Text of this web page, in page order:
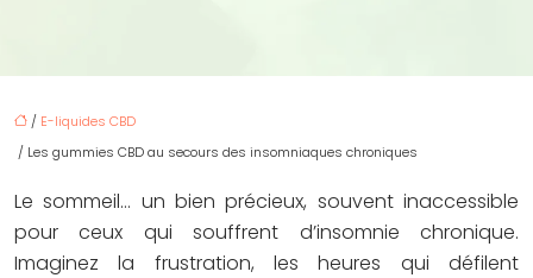
/ E-liquides CBD
/ Les gummies CBD au secours des insomniaques chroniques
Le sommeil… un bien précieux, souvent inaccessible
pour ceux qui souffrent d’insomnie chronique.
Imaginez la frustration, les heures qui défilent